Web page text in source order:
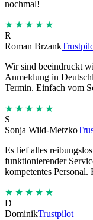
nochmal!
★★★★★
R
Roman Brzank
Wir sind beeindruckt
Anmeldung in
Termin. Einfach vom
★★★★★
S
Sonja Wild-Metzko
Es lief alles
funktionierender
kompetentes
★★★★★
D
DominikTrustpilot